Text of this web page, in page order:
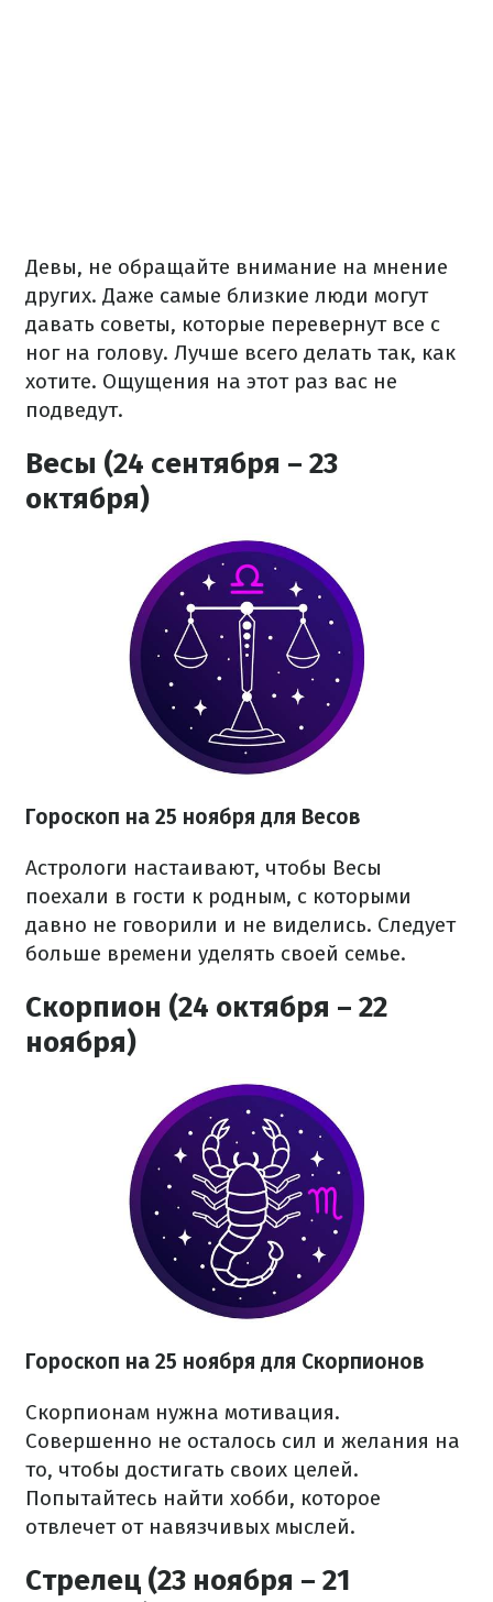
Девы, не обращайте внимание на мнение
других. Даже самые близкие люди могут
давать советы, которые перевернут все с
ног на голову. Лучше всего делать так, как
хотите. Ощущения на этот раз вас не
подведут.
Весы (24 сентября – 23
октября)
Гороскоп на 25 ноября для Весов
Астрологи настаивают, чтобы Весы
поехали в гости к родным, с которыми
давно не говорили и не виделись. Следует
больше времени уделять своей семье.
Скорпион (24 октября – 22
ноября)
Гороскоп на 25 ноября для Скорпионов
Скорпионам нужна мотивация.
Совершенно не осталось сил и желания на
то, чтобы достигать своих целей.
Попытайтесь найти хобби, которое
отвлечет от навязчивых мыслей.
Стрелец (23 ноября – 21